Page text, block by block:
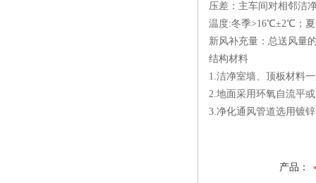
压差：主车间对相邻洁
温度:冬季>16℃±2℃；
新风补充量：总送风量
结构材料
1.洁净室墙、顶板材料
2.地面采用环氧自流平
3.净化通风管道选用镀
产品：